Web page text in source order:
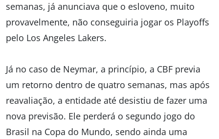
semanas, já anunciava que o esloveno, muito
provavelmente, não conseguiria jogar os Playoffs
pelo Los Angeles Lakers.
Já no caso de Neymar, a princípio, a CBF previa
um retorno dentro de quatro semanas, mas após
reavaliação, a entidade até desistiu de fazer uma
nova previsão. Ele perderá o segundo jogo do
Brasil na Copa do Mundo, sendo ainda uma